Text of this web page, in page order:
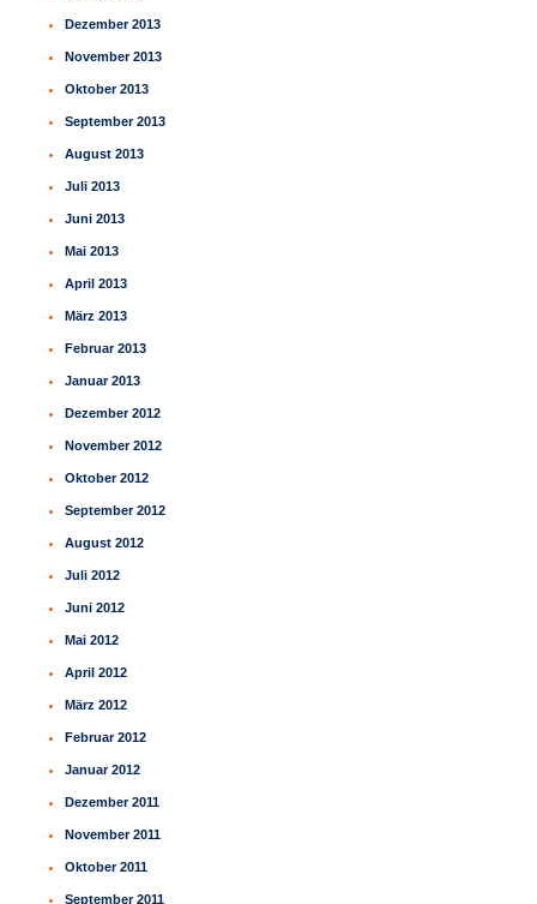
Dezember 2013
November 2013
Oktober 2013
September 2013
August 2013
Juli 2013
Juni 2013
Mai 2013
April 2013
März 2013
Februar 2013
Januar 2013
Dezember 2012
November 2012
Oktober 2012
September 2012
August 2012
Juli 2012
Juni 2012
Mai 2012
April 2012
März 2012
Februar 2012
Januar 2012
Dezember 2011
November 2011
Oktober 2011
September 2011